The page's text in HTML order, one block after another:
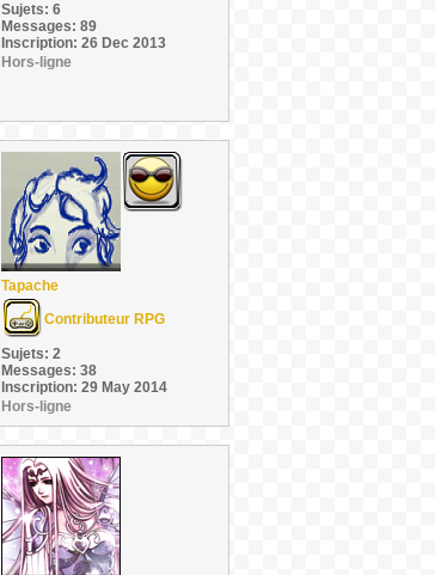
Sujets: 6
Messages: 89
Inscription: 26 Dec 2013
Hors-ligne
Tapache
Contributeur RPG
Sujets: 2
Messages: 38
Inscription: 29 May 2014
Hors-ligne